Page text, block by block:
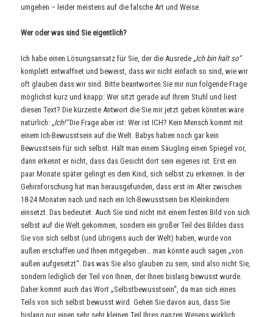
umgehen – leider meistens auf die falsche Art und Weise.
Wer oder was sind Sie eigentlich?
Ich habe einen Lösungsansatz für Sie, der die Ausrede „Ich bin halt so“
komplett entwaffnet und beweist, dass wir nicht einfach so sind, wie wir
oft glauben dass wir sind. Bitte beantworten Sie mir nun folgende Frage
möglichst kurz und knapp: Wer sitzt gerade auf Ihrem Stuhl und liest
diesen Text? Die kürzeste Antwort die Sie mir jetzt geben könnten wäre
natürlich: „Ich!“Die Frage aber ist: Wer ist ICH? Kein Mensch kommt mit
einem Ich-Bewusstsein auf die Welt. Babys haben noch gar kein
Bewusstsein für sich selbst. Hält man einem Säugling einen Spiegel vor,
dann erkennt er nicht, dass das Gesicht dort sein eigenes ist. Erst ein
paar Monate später gelingt es dem Kind, sich selbst zu erkennen. In der
Gehirnforschung hat man herausgefunden, dass erst im Alter zwischen
18-24 Monaten nach und nach ein Ich-Bewusstsein bei Kleinkindern
einsetzt. Das bedeutet: Auch Sie sind nicht mit einem festen Bild von sich
selbst auf die Welt gekommen, sondern ein großer Teil des Bildes dass
Sie von sich selbst (und übrigens auch der Welt) haben, wurde von
außen erschaffen und Ihnen mitgegeben….man könnte auch sagen „von
außen aufgesetzt“. Das was Sie also glauben zu sein, sind also nicht Sie,
sondern lediglich der Teil von Ihnen, der Ihnen bislang bewusst wurde.
Daher kommt auch das Wort „Selbstbewusstsein“, da man sich eines
Teils von sich selbst bewusst wird. Gehen Sie davon aus, dass Sie
bislang nur einen sehr sehr kleinen Teil Ihres ganzen Wesens wirklich